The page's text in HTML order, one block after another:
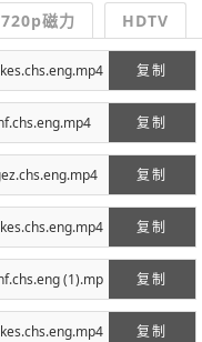
720p磁力 HDTV
复制
复制
复制
复制
复制
(1).mp
复制